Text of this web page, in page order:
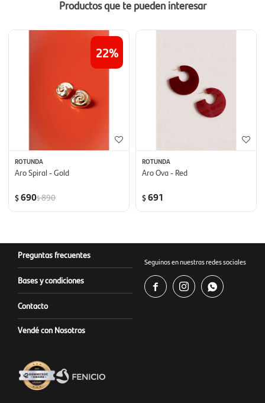
Productos que te pueden interesar
22
ROTUNDA
Aro Spiral - Gold
$690$890
ROTUNDA
Aro Ova - Red
$691
Preguntas frecuentes
Bases y condiciones
Contacto
Vendé con Nosotros
Seguinos en nuestras redes sociales
  